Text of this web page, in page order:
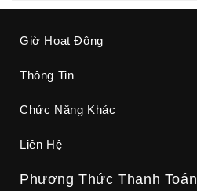
Giờ Hoạt Động
Thông Tin
Chức Năng Khác
Liên Hệ
Phương Thức Thanh Toán